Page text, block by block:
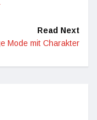
Read Next
Mode mit Charakter